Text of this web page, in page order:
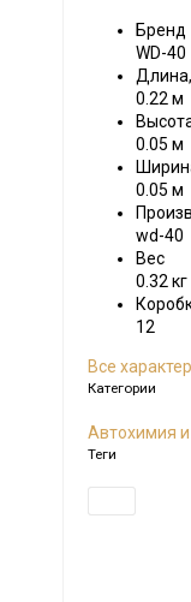
Бренд
WD-40
0.22 м
0.05 м
0.05 м
wd-40
Вес
0.32 кг
12
Все
Категории
Автохимия
Теги